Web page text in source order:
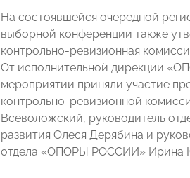
На состоявшейся очередной
выборной конференции также
контрольно-ревизионная
От исполнительной дирекции
мероприятии приняли участие
контрольно-ревизионной
Всеволожский, руководитель
развития Олеся Дерябина и
отдела «ОПОРЫ РОССИИ» Ирина